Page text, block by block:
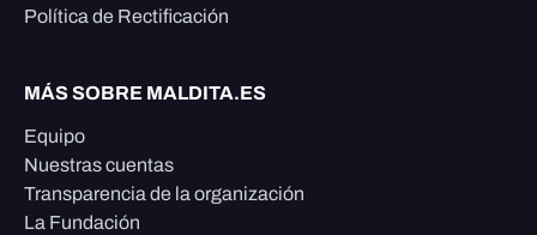
Política de Rectificación
MÁS SOBRE MALDITA.ES
Equipo
Nuestras cuentas
Transparencia de la organización
La Fundación